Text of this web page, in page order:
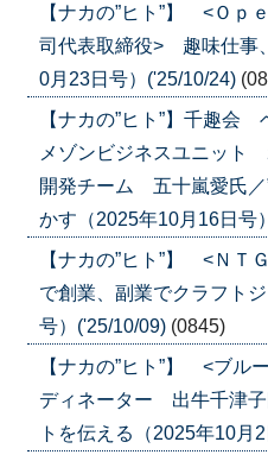
【ナカの”ヒト”】 <Ｏ
司代表取締役> 趣味仕事
0月23日号）('25/10/24)
【ナカの”ヒト”】千趣
メゾンビジネスユニット
開発チーム 五十嵐愛氏／
かす（2025年10月16日号
【ナカの”ヒト”】 <Ｎ
で創業、副業でクラフト
号）('25/10/09) (0845)
【ナカの”ヒト”】 <ブ
ディネーター 出牛千津
トを伝える（2025年10月